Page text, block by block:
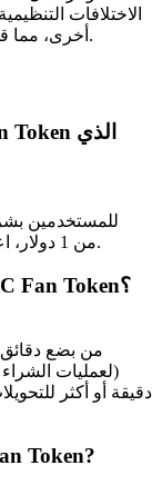
الاختلافات التنظيمية
أخرى، مما قد يؤثر على التداول والسحب والحماية القانونية.
Santos FC Fan Token من 1 دولار، اعتمادًا على طريقة الدفع.
كم من الوقت يستغرق شراء Santos FC Fan Token؟
دقيقة أو أكثر
Token?